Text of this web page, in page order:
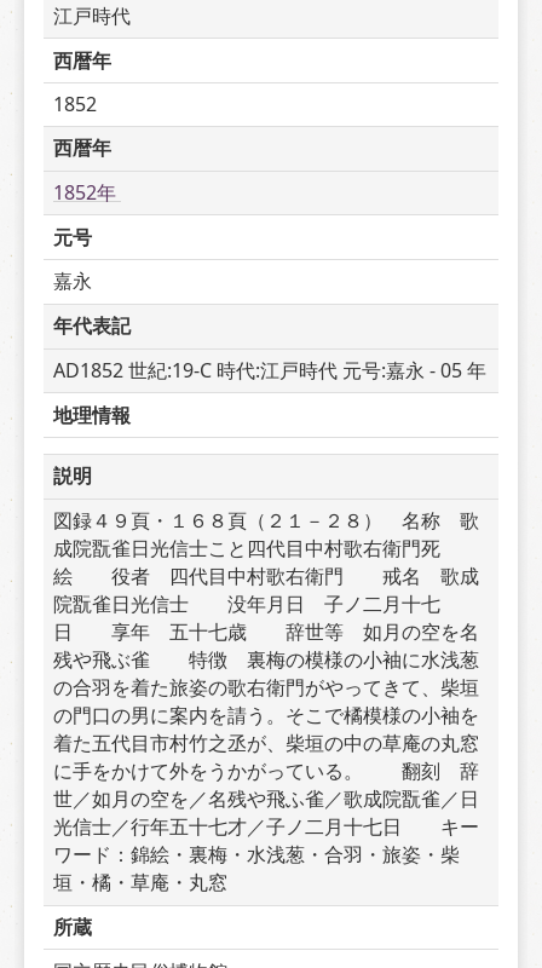
江戸時代
西暦年
1852
西暦年
1852年
元号
嘉永
年代表記
AD1852 世紀:19-C 時代:江戸時代 元号:嘉永 - 05 年
地理情報
説明
図録４９頁・１６８頁（２１－２８）　名称　歌
成院翫雀日光信士こと四代目中村歌右衛門死
絵　　役者　四代目中村歌右衛門　　戒名　歌成
院翫雀日光信士　　没年月日　子ノ二月十七
日　　享年　五十七歳　　辞世等　如月の空を名
残や飛ぶ雀　　特徴　裏梅の模様の小袖に水浅葱
の合羽を着た旅姿の歌右衛門がやってきて、柴垣
の門口の男に案内を請う。そこで橘模様の小袖を
着た五代目市村竹之丞が、柴垣の中の草庵の丸窓
に手をかけて外をうかがっている。　　翻刻　辞
世／如月の空を／名残や飛ふ雀／歌成院翫雀／日
光信士／行年五十七才／子ノ二月十七日　　キー
ワード：錦絵・裏梅・水浅葱・合羽・旅姿・柴
垣・橘・草庵・丸窓
所蔵